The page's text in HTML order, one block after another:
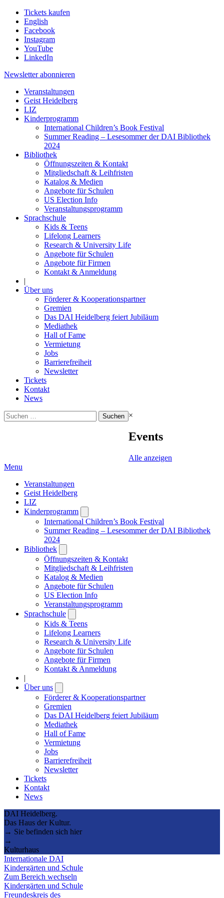
Tickets kaufen
English
Facebook
Instagram
YouTube
LinkedIn
Newsletter abonnieren
Veranstaltungen
Geist Heidelberg
LIZ
Kinderprogramm
International Children’s Book Festival
Summer Reading – Lesesommer der DAI Bibliothek
2024
Bibliothek
Öffnungszeiten & Kontakt
Mitgliedschaft & Leihfristen
Katalog & Medien
Angebote für Schulen
US Election Info
Veranstaltungsprogramm
Sprachschule
Kids & Teens
Lifelong Learners
Research & University Life
Angebote für Schulen
Angebote für Firmen
Kontakt & Anmeldung
|
Über uns
Förderer & Kooperationspartner
Gremien
Das DAI Heidelberg feiert Jubiläum
Mediathek
Hall of Fame
Vermietung
Jobs
Barrierefreiheit
Newsletter
Tickets
Kontakt
News
Suchen
nach:
×
Events
Alle anzeigen
Menu
Veranstaltungen
Geist Heidelberg
LIZ
Kinderprogramm
submenu
International Children’s Book Festival
Summer Reading – Lesesommer der DAI Bibliothek
2024
Bibliothek
submenu
Öffnungszeiten & Kontakt
Mitgliedschaft & Leihfristen
Katalog & Medien
Angebote für Schulen
US Election Info
Veranstaltungsprogramm
Sprachschule
submenu
Kids & Teens
Lifelong Learners
Research & University Life
Angebote für Schulen
Angebote für Firmen
Kontakt & Anmeldung
|
Über uns
submenu
Förderer & Kooperationspartner
Gremien
Das DAI Heidelberg feiert Jubiläum
Mediathek
Hall of Fame
Vermietung
Jobs
Barrierefreiheit
Newsletter
Tickets
Kontakt
News
DAI Heidelberg.
Das Haus der Kultur.
→ Sie befinden sich hier
→
Kulturhaus
Internationale DAI
Kindergärten und Schule
Zum Bereich wechseln
Kindergärten und Schule
Freundeskreis des